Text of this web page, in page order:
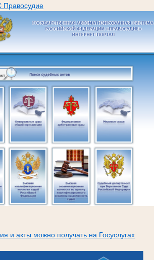
Правосудие
и акты можно получать на Госуслугах